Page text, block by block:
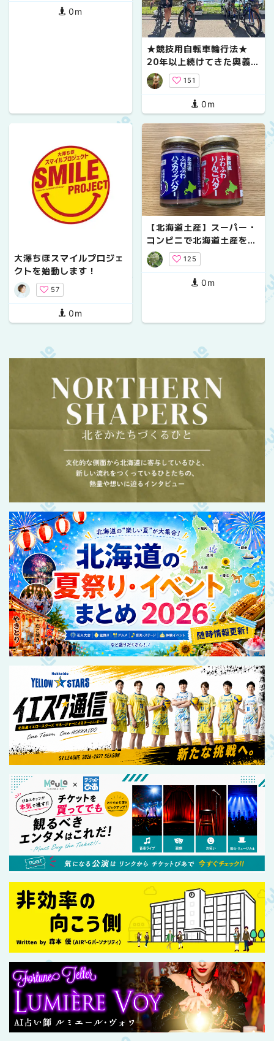
0m
★競技用自転車輪行法★
20年以上続けてきた奥義を
公開(^^)
151
0m
大澤ちほスマイルプロジェ
クトを始動します！
57
0m
【北海道土産】スーパー・
コンビニで北海道土産を探
してみよう
125
0m